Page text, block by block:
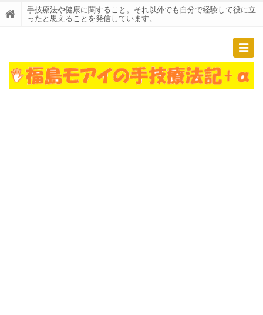
手技療法や健康に関すること。それ以外でも自分で経験して役に立
ったと思えることを発信しています。